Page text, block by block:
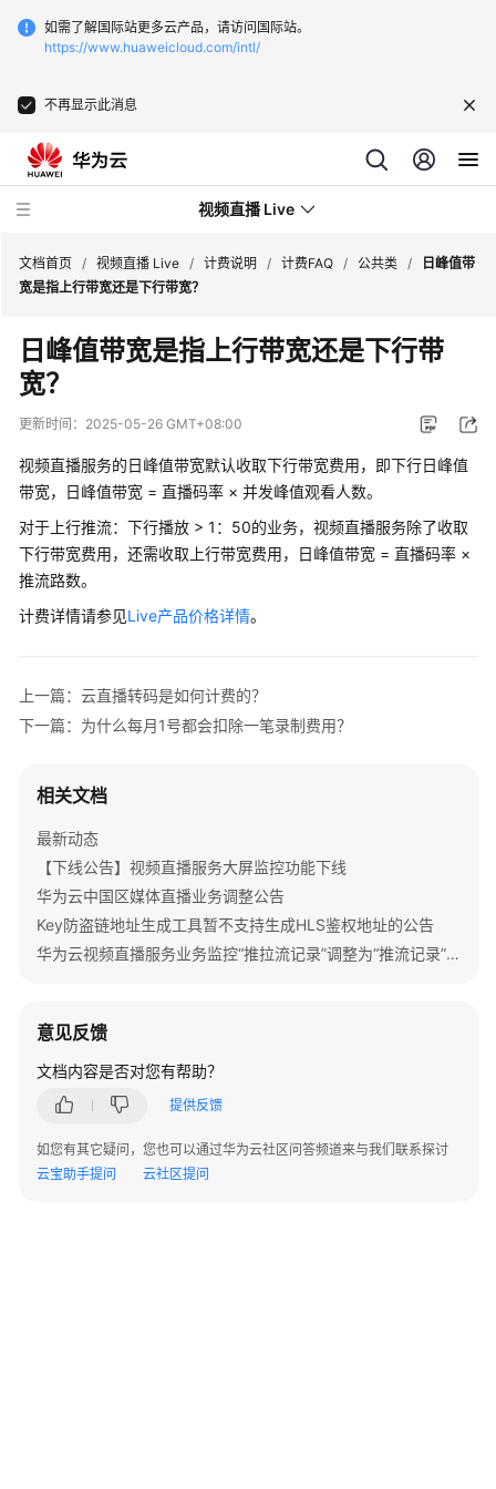
如需了解国际站更多云产品，请访问国际站。
https://www.huaweicloud.com/intl/
不再显示此消息
视频直播 Live
最
新
动
服
务
公
告
产
品
介
计
费
计
项
基
础
计
增
服
务
文档首页 / 视频直播 Live / 计费说明 / 计费FAQ / 公共类 /
日峰值带
宽是指上行带宽还是下行带宽？
日峰值带宽是指上行带宽还是下行带
宽？
更新时间： 2025-05-26 GMT+08:00
视频直播服务的日峰值带宽默认收取下行带宽费用，即下行日峰值
带宽，日峰值带宽 = 直播码率 × 并发峰值观看人数。
对于上行推流：下行播放 > 1：50的业务，视频直播服务除了收取
下行带宽费用，还需收取上行带宽费用，日峰值带宽 = 直播码率 ×
推流路数。
计费详情请参见Live产品价格详情。
上一篇：云直播转码是如何计费的？
下一篇：为什么每月1号都会扣除一笔录制费用？
相关文档
最新动态
【下线公告】视频直播服务大屏监控功能下线
华为云中国区媒体直播业务调整公告
Key防盗链地址生成工具暂不支持生成HLS鉴权地址的公告
华为云视频直播服务业务监控“推拉流记录”调整为“推流记录”的公告
意见反馈
文档内容是否对您有帮助？
提供反馈
如您有其它疑问，您也可以通过华为云社区问答频道来与我们联系探讨
云宝助手提问
云社区提问